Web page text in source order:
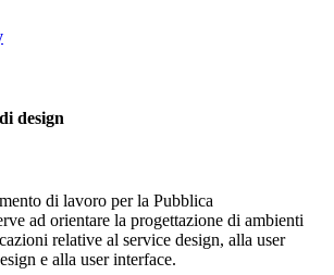
design
di lavoro per la Pubblica
ad orientare la progettazione di ambienti
relative al service design, alla user
e alla user interface.